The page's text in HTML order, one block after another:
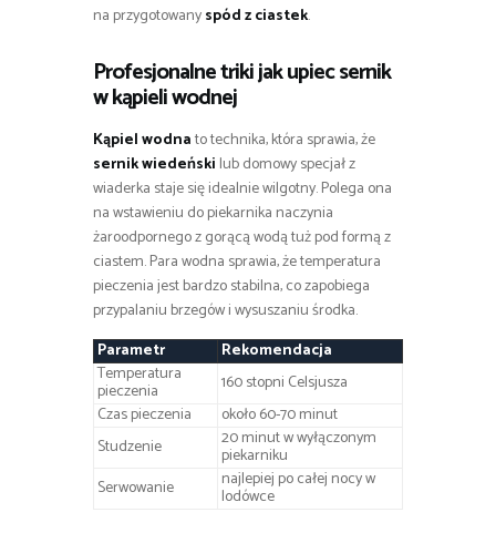
na przygotowanyspód z ciastek.
Profesjonalne triki jak upiec sernik
w kąpieli wodnej
Kąpiel wodnato technika, która sprawia, że
sernik wiedeński lub domowy specjał z
wiaderka staje się idealnie wilgotny. Polega ona
na wstawieniu do piekarnika naczynia
żaroodpornego z gorącą wodą tuż pod formą z
ciastem. Para wodna sprawia, że temperatura
pieczenia jest bardzo stabilna, co zapobiega
przypalaniu brzegów i wysuszaniu środka.
Parametr
Rekomendacja
Temperatura
pieczenia
160 stopni Celsjusza
Czas pieczenia
około 60-70 minut
Studzenie
20 minut w wyłączonym
piekarniku
Serwowanie
najlepiej po całej nocy w
lodówce